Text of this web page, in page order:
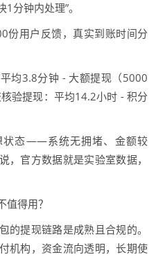
1分钟内处理”。
份用户反馈，真实到账时间分
均3.8分钟 - 大额提现（5000
验提现：平均14.2小时 - 积分
状态——系统无拥堵、金额较
，官方数据就是实验室数据，
得用？
的提现链路是成熟且合规的。
机构，资金流向透明，长期使